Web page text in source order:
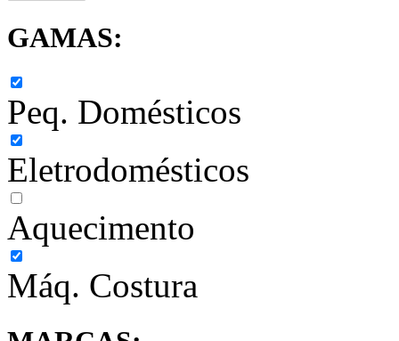
GAMAS:
Peq. Domésticos
Eletrodomésticos
Aquecimento
Máq. Costura